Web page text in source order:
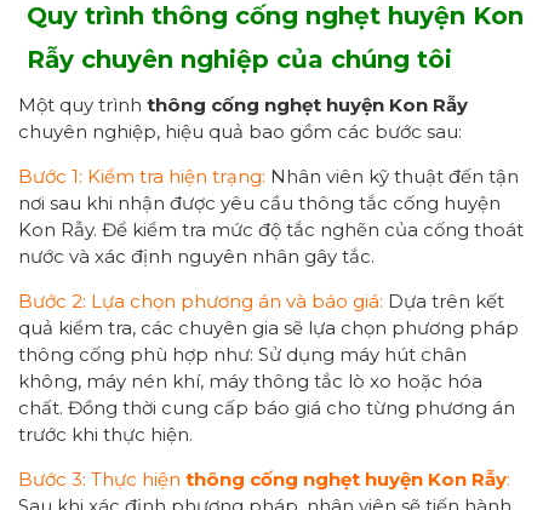
Quy trình thông cống nghẹt huyện Kon
Rẫy chuyên nghiệp của chúng tôi
Một quy trình thông cống nghẹt huyện Kon Rẫy
chuyên nghiệp, hiệu quả bao gồm các bước sau:
Bước 1: Kiểm tra hiện trạng: Nhân viên kỹ thuật đến tận
nơi sau khi nhận được yêu cầu thông tắc cống huyện
Kon Rẫy. Để kiểm tra mức độ tắc nghẽn của cống thoát
nước và xác định nguyên nhân gây tắc.
Bước 2: Lựa chọn phương án và báo giá: Dựa trên kết
quả kiểm tra, các chuyên gia sẽ lựa chọn phương pháp
thông cống phù hợp như: Sử dụng máy hút chân
không, máy nén khí, máy thông tắc lò xo hoặc hóa
chất. Đồng thời cung cấp báo giá cho từng phương án
trước khi thực hiện.
Bước 3: Thực hiện thông cống nghẹt huyện Kon Rẫy: